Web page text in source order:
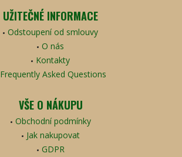
UŽITEČNÉ INFORMACE
Odstoupení od smlouvy
O nás
Kontakty
Frequently Asked Questions
VŠE O NÁKUPU
Obchodní podmínky
Jak nakupovat
GDPR